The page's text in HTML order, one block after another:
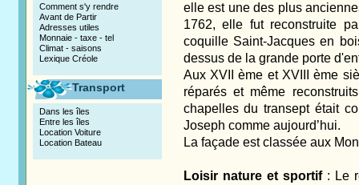
elle est une des plus
1762, elle fut reconstruite
coquille Saint-Jacques en
dessus de la grande porte
Aux XVII ème et XVIII ème
réparés et même
chapelles du transept était
Joseph comme aujourd’hui.
La façade est classée aux
Loisir nature et sportif: Le
Comment s'y rendre
Avant de Partir
Adresses utiles
Monnaie - taxe - tel
Climat - saisons
Lexique Créole
Transport
Dans les îles
Entre les îles
Location Voiture
Location Bateau